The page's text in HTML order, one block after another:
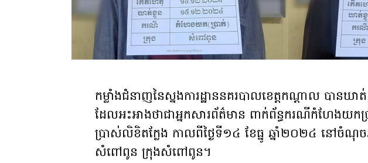
កម្លាំងជំនាញនៃស្នងការដ្ឋាននគរបាលខេត្តកណ្តាល បានឃ
ដែលអះអាងថាជាអ្នកសារ​ព័ត៌មាន ពាក់ព័ន្ធករណីកំហែងយកប្រា
ប្រាស់លិខិតក្លែង កាលពីថ្ងៃទី១៤ ខែធ្នូ ឆ្នាំ២០២៤ នៅចំណុច
សំពៅពូន ក្រុងសំពៅពូន។